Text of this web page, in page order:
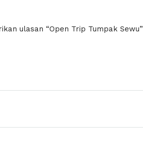
ulasan “Open Trip Tumpak Sewu”